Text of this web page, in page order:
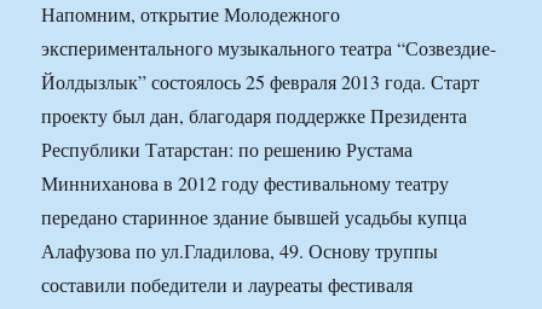
Напомним, открытие Молодежного
экспериментального музыкального театра “Созвездие-
Йолдызлык” состоялось 25 февраля 2013 года. Старт
проекту был дан, благодаря поддержке Президента
Республики Татарстан: по решению Рустама
Минниханова в 2012 году фестивальному театру
передано старинное здание бывшей усадьбы купца
Алафузова по ул.Гладилова, 49. Основу труппы
составили победители и лауреаты фестиваля